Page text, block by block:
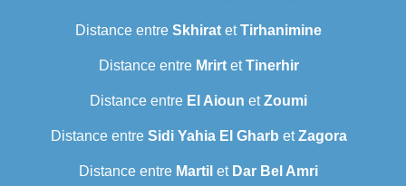
Distance entre Skhirat etTirhanimine
Distance entre MrirtetTinerhir
Distance entre El Aioun etZoumi
Distance entre Sidi Yahia El Gharb etZagora
Distance entre Martil et Dar Bel Amri